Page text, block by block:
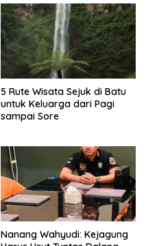
5 Rute Wisata Sejuk di Batu
untuk Keluarga dari Pagi
sampai Sore
Nanang Wahyudi: Kejagung